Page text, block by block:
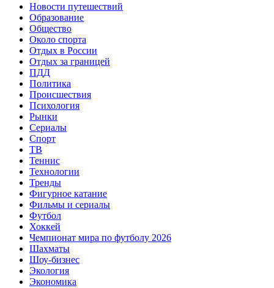
Новости путешествий
Образование
Общество
Около спорта
Отдых в России
Отдых за границей
ПДД
Политика
Происшествия
Психология
Рынки
Сериалы
Спорт
ТВ
Теннис
Технологии
Тренды
Фигурное катание
Фильмы и сериалы
Футбол
Хоккей
Чемпионат мира по футболу 2026
Шахматы
Шоу-бизнес
Экология
Экономика